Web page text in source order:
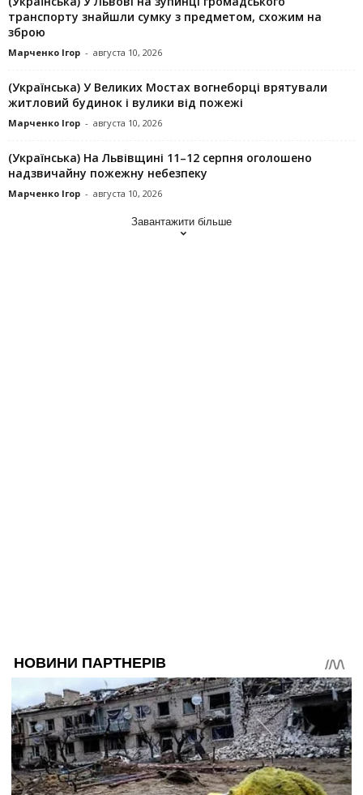
транспорту знайшли сумку з предметом, схожим на
зброю
Марченко Ігор - августа 10, 2026
(Українська) У Великих Мостах вогнеборці врятували
житловий будинок і вулики від пожежі
Марченко Ігор - августа 10, 2026
(Українська) На Львівщині 11–12 серпня оголошено
надзвичайну пожежну небезпеку
Марченко Ігор - августа 10, 2026
Завантажити більше